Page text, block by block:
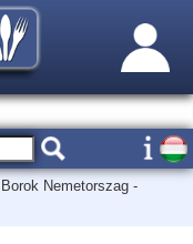
Borok Nemetorszag -